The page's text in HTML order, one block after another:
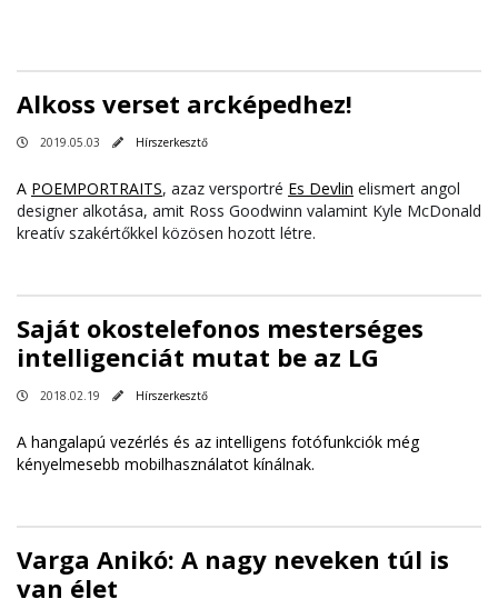
​Alkoss verset arcképedhez!
2019.05.03 Hírszerkesztő
A POEMPORTRAITS, azaz versportré Es Devlin elismert angol
designer alkotása, amit Ross Goodwinn valamint Kyle McDonald
kreatív szakértőkkel közösen hozott létre.
Saját okostelefonos mesterséges
intelligenciát mutat be az LG
2018.02.19 Hírszerkesztő
A hangalapú vezérlés és az intelligens fotófunkciók még
kényelmesebb mobilhasználatot kínálnak.
Varga Anikó: A nagy neveken túl is
van élet